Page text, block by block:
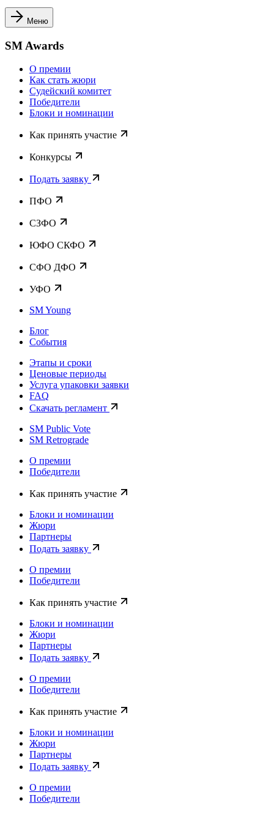
Меню
SM Awards
О премии
Как стать жюри
Судейский комитет
Победители
Блоки и номинации
Как принять участие
Конкурсы
Подать заявку
ПФО
СЗФО
ЮФО СКФО
CФО ДФО
УФО
SM Young
Блог
События
Этапы и сроки
Ценовые периоды
Услуга упаковки заявки
FAQ
Скачать регламент
SM Public Vote
SM Retrograde
О премии
Победители
Как принять участие
Блоки и номинации
Жюри
Партнеры
Подать заявку
О премии
Победители
Как принять участие
Блоки и номинации
Жюри
Партнеры
Подать заявку
О премии
Победители
Как принять участие
Блоки и номинации
Жюри
Партнеры
Подать заявку
О премии
Победители